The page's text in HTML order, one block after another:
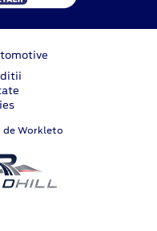
Workleto